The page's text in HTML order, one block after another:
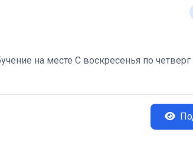
на месте С воскресенья по четверг